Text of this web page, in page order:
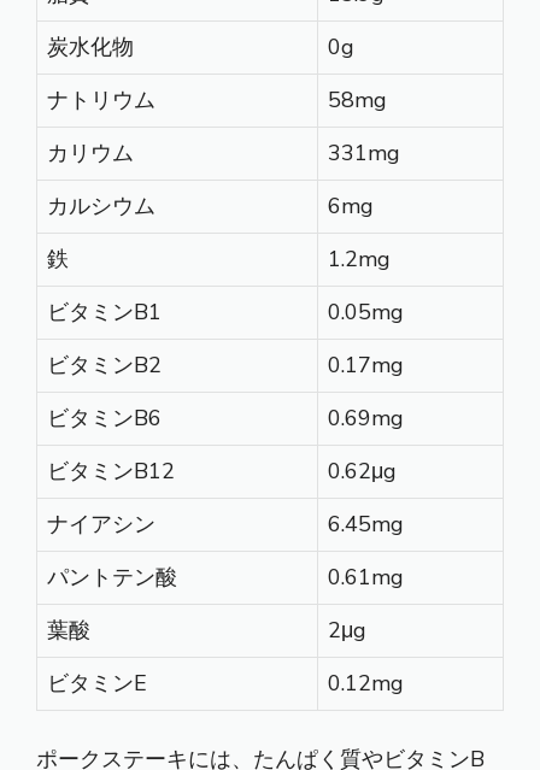
炭水化物
0g
ナトリウム
58mg
カリウム
331mg
カルシウム
6mg
鉄
1.2mg
ビタミンB1
0.05mg
ビタミンB2
0.17mg
ビタミンB6
0.69mg
ビタミンB12
0.62μg
ナイアシン
6.45mg
パントテン酸
0.61mg
葉酸
2μg
ビタミンE
0.12mg
ポークステーキには、たんぱく質やビタミンB